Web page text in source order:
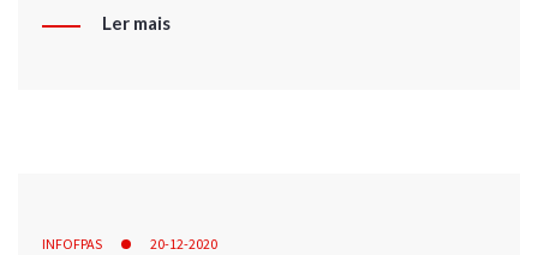
Ler mais
INFOFPAS 20-12-2020